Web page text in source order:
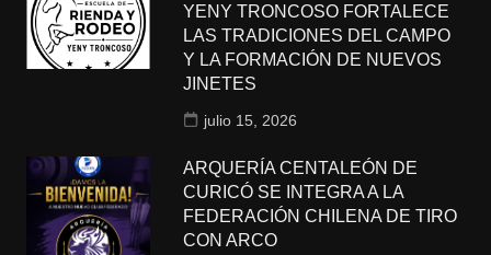
YENY TRONCOSO FORTALECE
LAS TRADICIONES DEL CAMPO
Y LA FORMACIÓN DE NUEVOS
JINETES
julio 15, 2026
ARQUERÍA CENTALEÓN DE
CURICÓ SE INTEGRA A LA
FEDERACIÓN CHILENA DE TIRO
CON ARCO